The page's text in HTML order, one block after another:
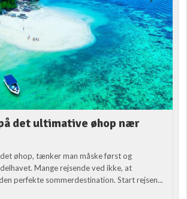
det ultimative øhop nær
øhop, tænker man måske først og
Mange rejsende ved ikke, at
perfekte sommerdestination. Start rejsen...